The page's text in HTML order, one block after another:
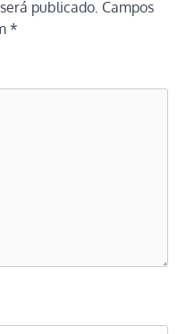
publicado. Campos
*